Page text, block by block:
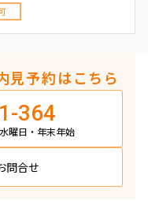
見予約はこちら
364
曜日・年末年始
問合せ